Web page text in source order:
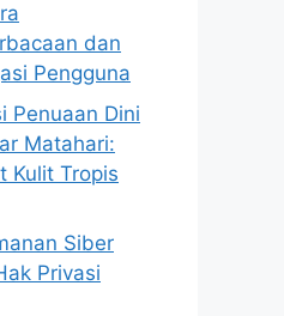
dan
Pengguna
Penuaan Dini
Matahari:
Kulit Tropis
Siber
Privasi